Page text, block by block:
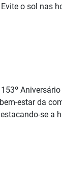
o sol nas
estar da
se a